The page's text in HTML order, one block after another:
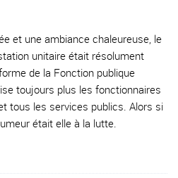
et une ambiance chaleureuse, le
unitaire était résolument
de la Fonction publique
toujours plus les fonctionnaires
tous les services publics. Alors si
était elle à la lutte.